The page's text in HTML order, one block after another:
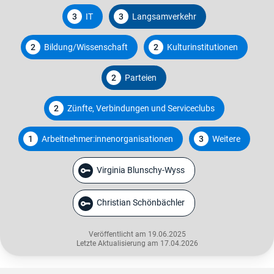
3 IT 3 Langsamverkehr
2 Bildung/Wissenschaft 2 Kulturinstitutionen
2 Parteien
2 Zünfte, Verbindungen und Serviceclubs
1 Arbeitnehmer:innenorganisationen 3 Weitere
Virginia Blunschy-Wyss
Christian Schönbächler
Veröffentlicht am 19.06.2025
Letzte Aktualisierung am 17.04.2026